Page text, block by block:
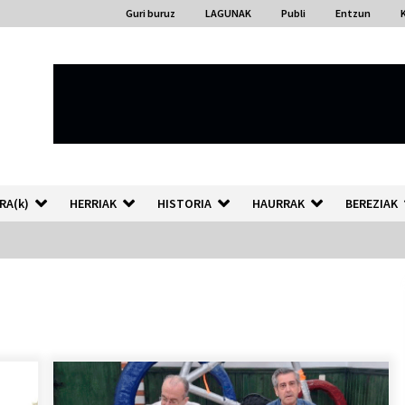
Guri buruz LAGUNAK Publi Entzun
HERRIAK HISTORIA HAURRAK BEREZIAK
Auzoportala : 1×04 Auzofoniak